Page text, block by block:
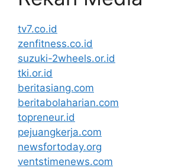
tv7.co.id
zenfitness.co.id
suzuki-2wheels.or.id
tki.or.id
beritasiang.com
beritabolaharian.com
topreneur.id
pejuangkerja.com
newsfortoday.org
ventstimenews.com